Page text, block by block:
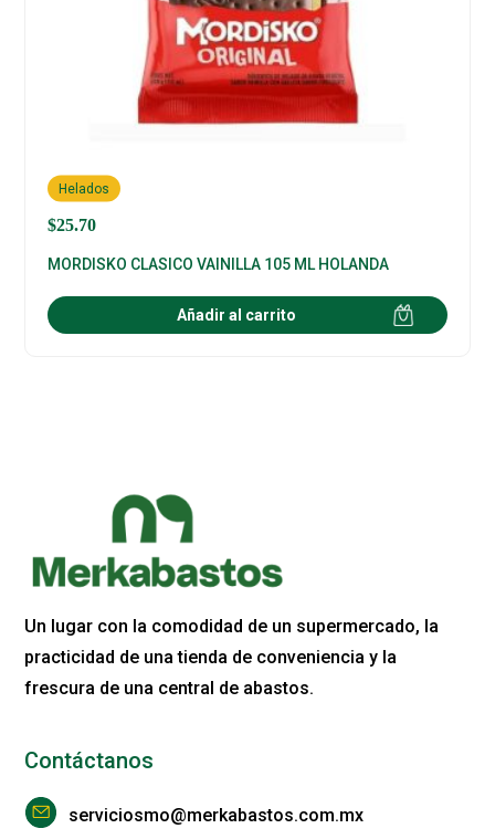
$25.70
Helados
MORDISKO CLASICO VAINILLA 105 ML HOLANDA
Añadir al carrito
Un lugar con la comodidad de un supermercado, la
practicidad de una tienda de conveniencia y la
frescura de una central de abastos.
Contáctanos
serviciosmo@merkabastos.com.mx